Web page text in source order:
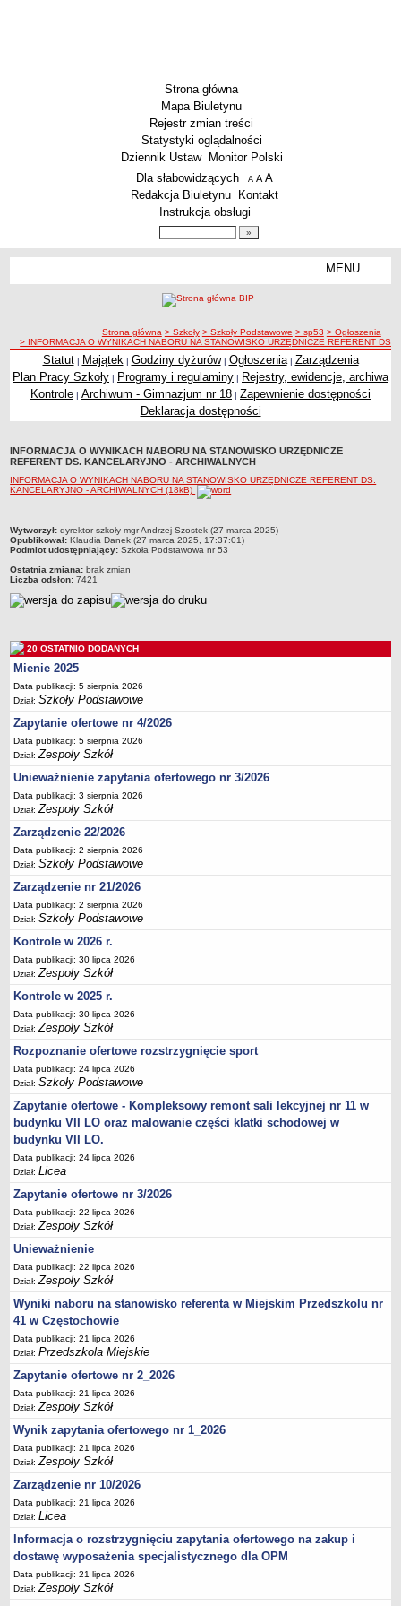
Strona główna
Mapa Biuletynu
Rejestr zmian treści
Statystyki oglądalności
Dziennik Ustaw
Monitor Polski
Menu dodatkowe
Dla słabowidzących A pomniejsz czcionkę
A standardowy rozmiar czcionki
A
Redakcja Biuletynu
Kontakt
Instrukcja obsługi
MENU
Zespoły Szkół
Techniczne Zakłady Naukowe
PRZEDSZKOLA
Przedszkola Miejskie
Zlikwidowane gimnazja
Przekształcone szkoły i placówki
SPECJALNE OŚRODKI SZKOLNO-WYCHOWAWCZE
Specjalny Ośrodek nr 1
Specjalny Ośrodek nr 5
Dane podstawowe
Majątek
Ogłoszenie
Zarządzenia
Kontrole
Rejestry, ewidencje, archiwa
Sprawozdania
Deklaracja dostępności
PORADNIE PSYCHOLOGICZNO-PEDAGOGICZNE
Zespół Poradni
BIURO FINANSÓW OŚWIATY
Dane podstawowe
Statut
Majątek
Godziny dyżurów
Ogłoszenia
Zarządzenia
Rejestry, ewidencje, archiwa
Kontrole
PONOWNE WYKORZYSTYWANIE
Sprawozdania
Deklaracja dostępności
OŚWIADCZENIA MAJĄTKOWE
PONOWNE WYKORZYSTYWANIE
OCHRONA DANYCH OSOBOWYCH
ścieżka nawigacji
Strona główna > Szkoły > Szkoły Podstawowe > sp53 > Ogłoszenia
> INFORMACJA O WYNIKACH NABORU NA STANOWISKO URZĘDNICZE REFERENT DS.
Statut| Majątek | Godziny dyżurów| Ogłoszenia| Zarządzenia
Plan Pracy Szkoły | Programy i regulaminy | Rejestry, ewidencje, archiwa
Kontrole | Archiwum - Gimnazjum nr 18 | Zapewnienie dostępności
Deklaracja dostępności
INFORMACJA O WYNIKACH NABORU NA STANOWISKO URZĘDNICZE
REFERENT DS. KANCELARYJNO - ARCHIWALNYCH
INFORMACJA O WYNIKACH NABORU NA STANOWISKO URZĘDNICZE REFERENT DS.
KANCELARYJNO - ARCHIWALNYCH (18kB)
metryczka
Wytworzył: dyrektor szkoły mgr Andrzej Szostek (27 marca 2025)
Opublikował: Klaudia Danek (27 marca 2025, 17:37:01)
Podmiot udostępniający: Szkoła Podstawowa nr 53
Ostatnia zmiana: brak zmian
Liczba odsłon: 7421
20 OSTATNIO DODANYCH
Mienie 2025
Data publikacji: 5 sierpnia 2026
Dział:Szkoły Podstawowe
Zapytanie ofertowe nr 4/2026
Data publikacji: 5 sierpnia 2026
Dział:Zespoły Szkół
Unieważnienie zapytania ofertowego nr 3/2026
Data publikacji: 3 sierpnia 2026
Dział:Zespoły Szkół
Zarządzenie 22/2026
Data publikacji: 2 sierpnia 2026
Dział:Szkoły Podstawowe
Zarządzenie nr 21/2026
Data publikacji: 2 sierpnia 2026
Dział:Szkoły Podstawowe
Kontrole w 2026 r.
Data publikacji: 30 lipca 2026
Dział:Zespoły Szkół
Kontrole w 2025 r.
Data publikacji: 30 lipca 2026
Dział:Zespoły Szkół
Rozpoznanie ofertowe rozstrzygnięcie sport
Data publikacji: 24 lipca 2026
Dział:Szkoły Podstawowe
Zapytanie ofertowe - Kompleksowy remont sali lekcyjnej nr 11 w
budynku VII LO oraz malowanie części klatki schodowej w
budynku VII LO.
Data publikacji: 24 lipca 2026
Dział:Licea
Zapytanie ofertowe nr 3/2026
Data publikacji: 22 lipca 2026
Dział:Zespoły Szkół
Unieważnienie
Data publikacji: 22 lipca 2026
Dział:Zespoły Szkół
Wyniki naboru na stanowisko referenta w Miejskim Przedszkolu nr
41 w Częstochowie
Data publikacji: 21 lipca 2026
Dział:Przedszkola Miejskie
Zapytanie ofertowe nr 2_2026
Data publikacji: 21 lipca 2026
Dział:Zespoły Szkół
Wynik zapytania ofertowego nr 1_2026
Data publikacji: 21 lipca 2026
Dział:Zespoły Szkół
Zarządzenie nr 10/2026
Data publikacji: 21 lipca 2026
Dział:Licea
Informacja o rozstrzygnięciu zapytania ofertowego na zakup i
dostawę wyposażenia specjalistycznego dla OPM
Data publikacji: 21 lipca 2026
Dział:Zespoły Szkół